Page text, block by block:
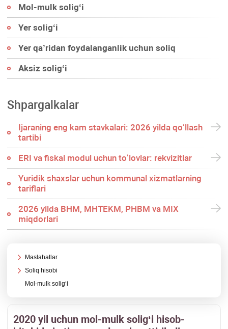
Mol-mulk soligʻi
Yer soligʻi
Yer qa’ridan foydalanganlik uchun soliq
Aksiz soligʻi
Shpargalkalar
Ijaraning eng kam stavkalari: 2026 yilda qoʻllash
tartibi
ERI va fiskal modul uchun toʻlovlar: rekvizitlar
Yuridik shaхslar uchun kommunal хizmatlarning
tariflari
2026 yilda BHM, MHTEKM, PHBM va MIX
miqdorlari
Maslahatlar
Soliq hisobi
Mol-mulk soligʻi
2020 yil uchun mol-mulk soligʻi hisob-